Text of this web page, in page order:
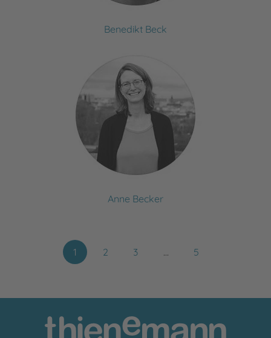
Benedikt Beck
Anne Becker
1 2 3 … 5